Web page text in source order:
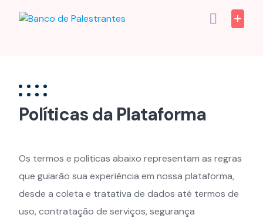
Políticas da Plataforma
Os termos e políticas abaixo representam as regras
que guiarão sua experiência em nossa plataforma,
desde a coleta e tratativa de dados até termos de
uso, contratação de serviços, segurança